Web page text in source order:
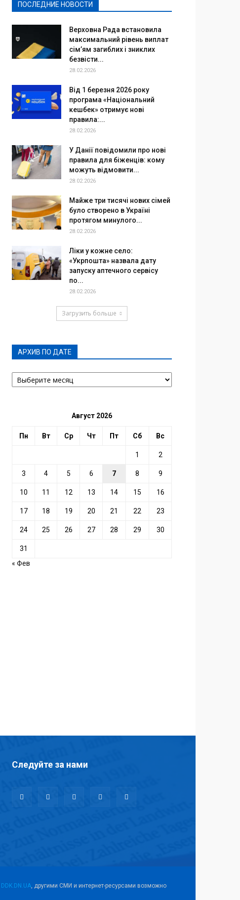
ПОСЛЕДНИЕ НОВОСТИ
Верховна Рада встановила
максимальний рівень виплат
сім’ям загиблих і зниклих
безвісти...
28.02.2026
Від 1 березня 2026 року
програма «Національний
кешбек» отримує нові
правила:...
28.02.2026
У Данії повідомили про нові
правила для біженців: кому
можуть відмовити...
28.02.2026
Майже три тисячі нових сімей
було створено в Україні
протягом минулого...
28.02.2026
Ліки у кожне село:
«Укрпошта» назвала дату
запуску аптечного сервісу
по...
28.02.2026
Загрузить больше
АРХИВ ПО ДАТЕ
АРХИВ
ПО
Август 2026
Пн Вт Ср Чт Пт Сб Вс
1 2
3 4 5 6 7 8 9
10 11 12 13 14 15 16
17 18 19 20 21 22 23
24 25 26 27 28 29 30
31
« Фев
Следуйте за нами
DDK.DN.UA , другими СМИ и интернет-ресурсами возможно